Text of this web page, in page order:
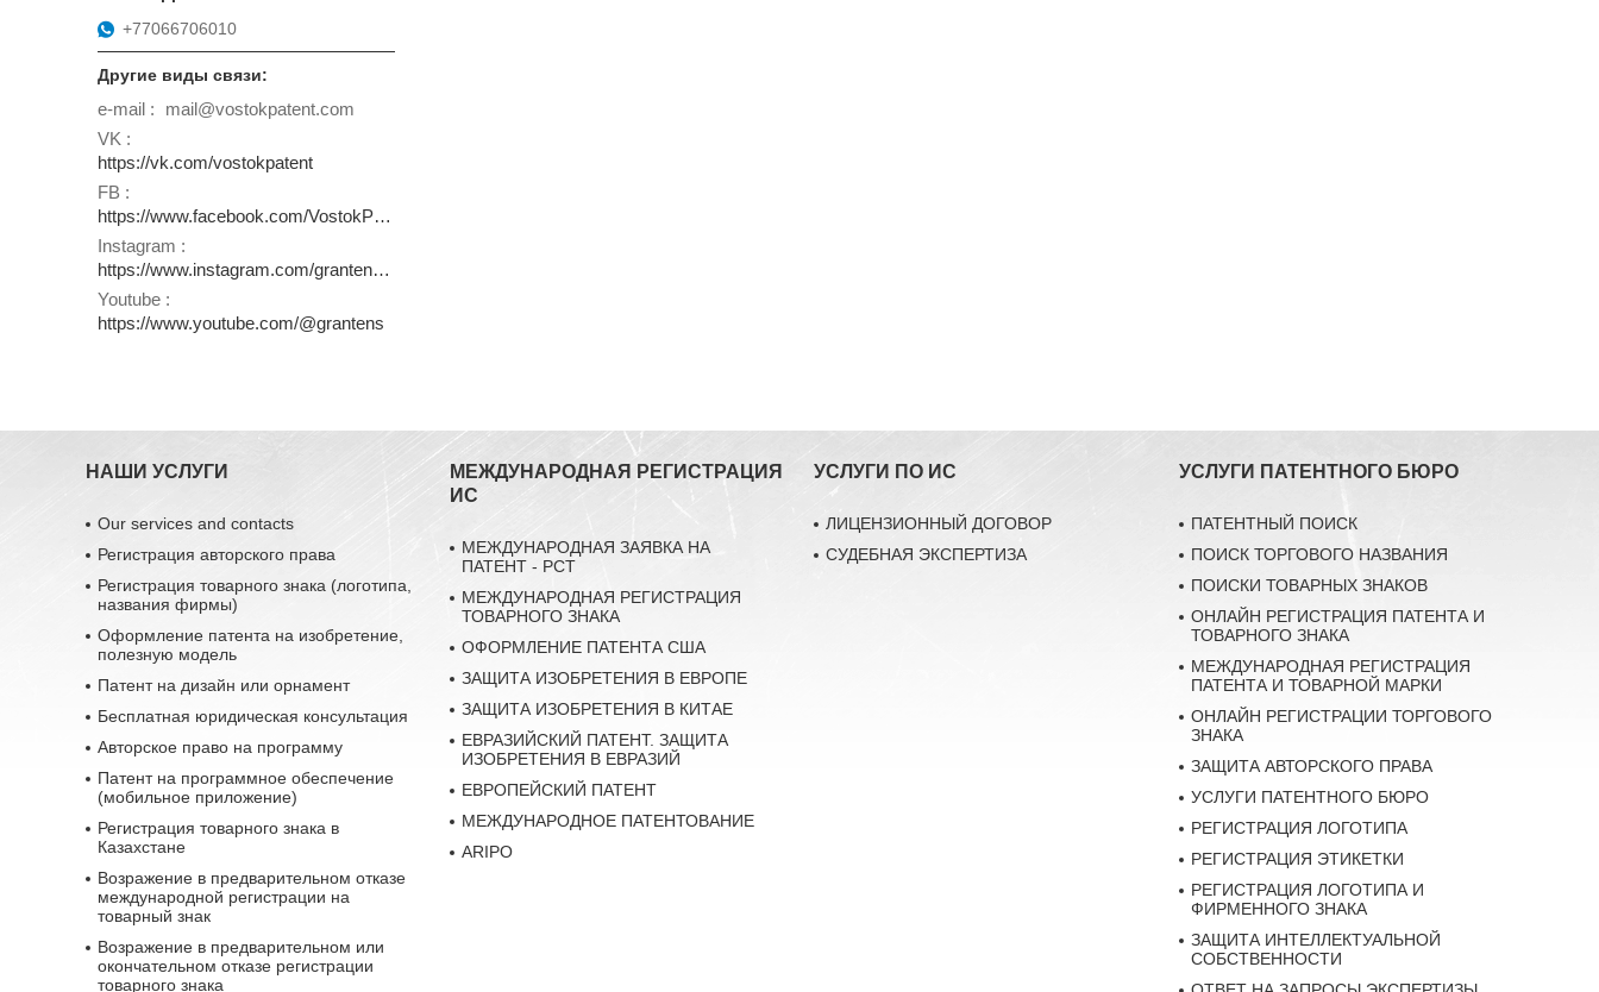
+77066706010
e-mail
mail@vostokpatent.com
VK
https://vk.com/vostokpatent
FB
https://www.facebook.com/VostokPatent
Instagram
https://www.instagram.com/grantens.kz
Youtube
https://www.youtube.com/@grantens
НАШИ УСЛУГИ
Our services and contacts
Регистрация авторского права
Регистрация товарного знака (логотипа,
названия фирмы)
Оформление патента на изобретение,
полезную модель
Патент на дизайн или орнамент
Бесплатная юридическая консультация
Авторское право на программу
Патент на программное обеспечение
(мобильное приложение)
Регистрация товарного знака в
Казахстане
Возражение в предварительном отказе
международной регистрации на
товарный знак
Возражение в предварительном или
окончательном отказе регистрации
товарного знака
МЕЖДУНАРОДНАЯ РЕГИСТРАЦИЯ
ИС
МЕЖДУНАРОДНАЯ ЗАЯВКА НА
ПАТЕНТ - РСТ
МЕЖДУНАРОДНАЯ РЕГИСТРАЦИЯ
ТОВАРНОГО ЗНАКА
ОФОРМЛЕНИЕ ПАТЕНТА США
ЗАЩИТА ИЗОБРЕТЕНИЯ В ЕВРОПЕ
ЗАЩИТА ИЗОБРЕТЕНИЯ В КИТАЕ
ЕВРАЗИЙСКИЙ ПАТЕНТ. ЗАЩИТА
ИЗОБРЕТЕНИЯ В ЕВРАЗИЙ
ЕВРОПЕЙСКИЙ ПАТЕНТ
МЕЖДУНАРОДНОЕ ПАТЕНТОВАНИЕ
ARIPO
УСЛУГИ ПО ИС
ЛИЦЕНЗИОННЫЙ ДОГОВОР
СУДЕБНАЯ ЭКСПЕРТИЗА
УСЛУГИ ПАТЕНТНОГО БЮРО
ПАТЕНТНЫЙ ПОИСК
ПОИСК ТОРГОВОГО НАЗВАНИЯ
ПОИСКИ ТОВАРНЫХ ЗНАКОВ
ОНЛАЙН РЕГИСТРАЦИЯ ПАТЕНТА И
ТОВАРНОГО ЗНАКА
МЕЖДУНАРОДНАЯ РЕГИСТРАЦИЯ
ПАТЕНТА И ТОВАРНОЙ МАРКИ
ОНЛАЙН РЕГИСТРАЦИИ ТОРГОВОГО
ЗНАКА
ЗАЩИТА АВТОРСКОГО ПРАВА
УСЛУГИ ПАТЕНТНОГО БЮРО
РЕГИСТРАЦИЯ ЛОГОТИПА
РЕГИСТРАЦИЯ ЭТИКЕТКИ
РЕГИСТРАЦИЯ ЛОГОТИПА И
ФИРМЕННОГО ЗНАКА
ЗАЩИТА ИНТЕЛЛЕКТУАЛЬНОЙ
СОБСТВЕННОСТИ